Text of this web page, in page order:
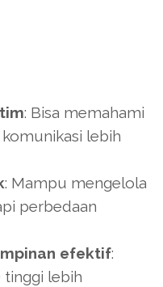
: Bisa memahami
lebih
: Mampu mengelola
perbedaan
efektif:
tinggi lebih